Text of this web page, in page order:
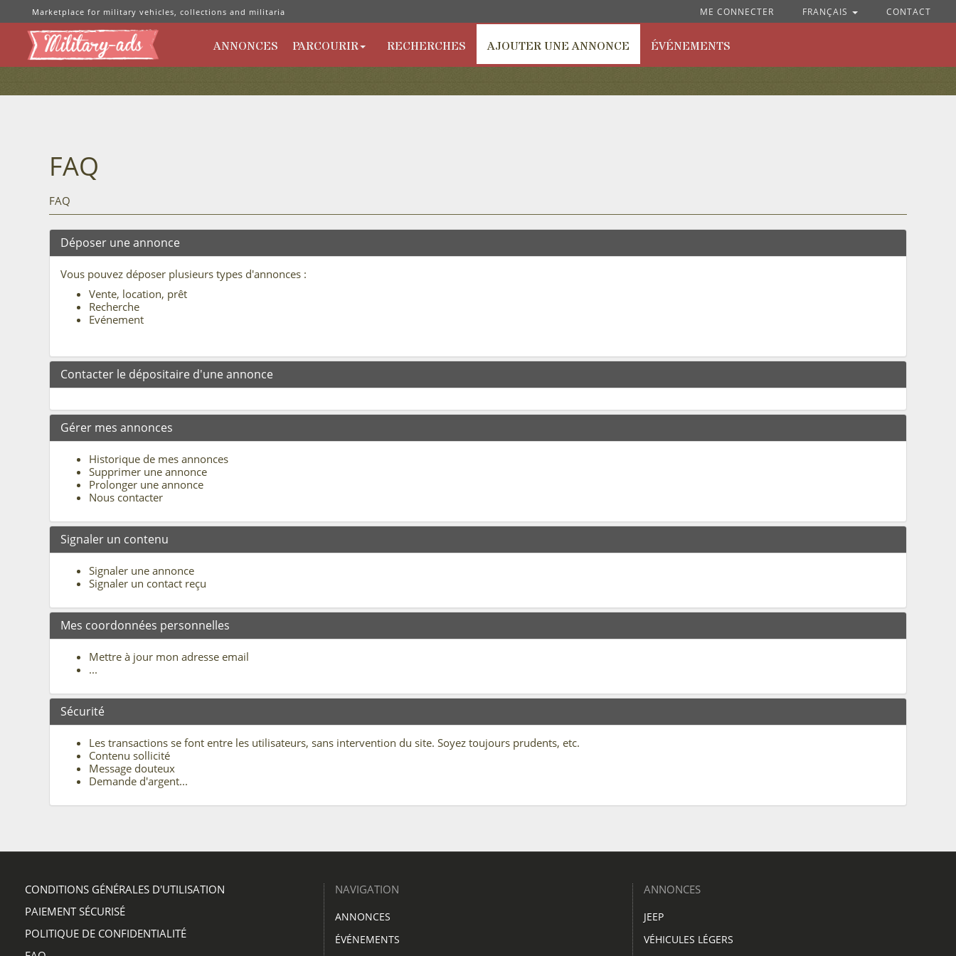
Marketplace for military vehicles, collections and militaria CONTACT
FRANÇAIS
ME CONNECTER
ANNONCES PARCOURIR RECHERCHES AJOUTER UNE ANNONCE ÉVÉNEMENTS
FAQ
FAQ
Déposer une annonce
Vous pouvez déposer plusieurs types d'annonces :
Vente, location, prêt
Recherche
Evénement
Contacter le dépositaire d'une annonce
Gérer mes annonces
Historique de mes annonces
Supprimer une annonce
Prolonger une annonce
Nous contacter
Signaler un contenu
Signaler une annonce
Signaler un contact reçu
Mes coordonnées personnelles
Mettre à jour mon adresse email
...
Sécurité
Les transactions se font entre les utilisateurs, sans intervention du site. Soyez toujours prudents, etc.
Contenu sollicité
Message douteux
Demande d'argent...
CONDITIONS GÉNÉRALES D'UTILISATION
PAIEMENT SÉCURISÉ
POLITIQUE DE CONFIDENTIALITÉ
NAVIGATION
ANNONCES
ÉVÉNEMENTS
ANNONCES
JEEP
VÉHICULES LÉGERS